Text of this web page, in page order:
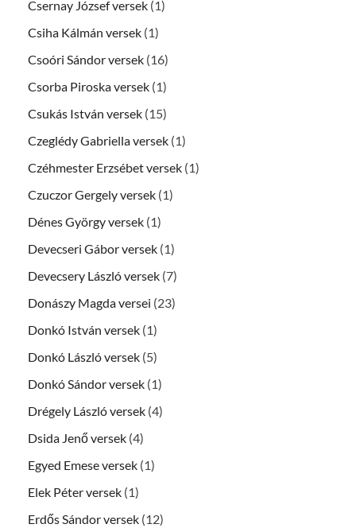
Csernay József versek (1)
Csiha Kálmán versek (1)
Csoóri Sándor versek (16)
Csorba Piroska versek (1)
Csukás István versek (15)
Czeglédy Gabriella versek (1)
Czéhmester Erzsébet versek (1)
Czuczor Gergely versek (1)
Dénes György versek (1)
Devecseri Gábor versek (1)
Devecsery László versek (7)
Donászy Magda versei (23)
Donkó István versek (1)
Donkó László versek (5)
Donkó Sándor versek (1)
Drégely László versek (4)
Dsida Jenő versek (4)
Egyed Emese versek (1)
Elek Péter versek (1)
Erdős Sándor versek (12)